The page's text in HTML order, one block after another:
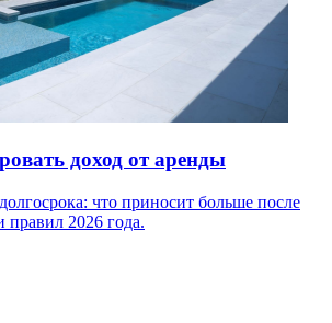
доход от аренды
что приносит больше после
правил 2026 года.